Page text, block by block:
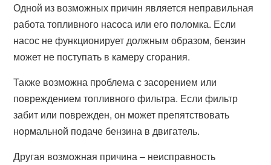
Одной из возможных причин является неправильная
работа топливного насоса или его поломка. Если
насос не функционирует должным образом, бензин
может не поступать в камеру сгорания.
Также возможна проблема с засорением или
повреждением топливного фильтра. Если фильтр
забит или поврежден, он может препятствовать
нормальной подаче бензина в двигатель.
Другая возможная причина – неисправность